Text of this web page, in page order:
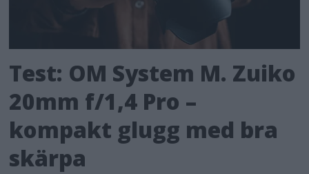
Test: OM System M. Zuiko
20mm f/1,4 Pro –
kompakt glugg med bra
skärpa